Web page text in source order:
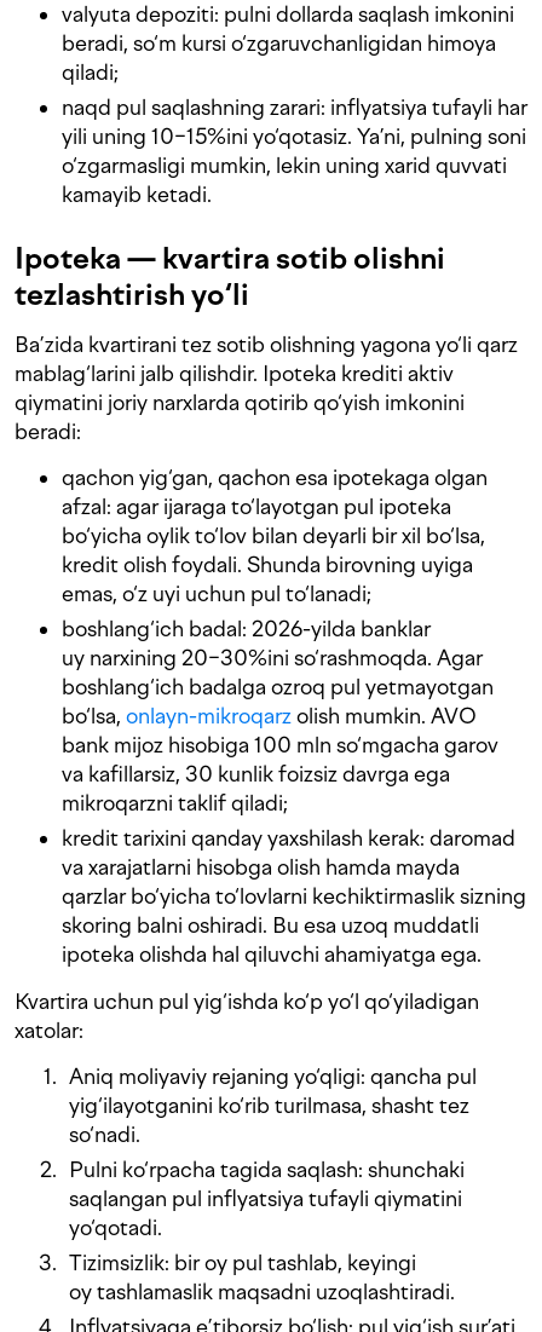
valyuta depoziti: pulni dollarda saqlash imkonini
beradi, so‘m kursi o‘zgaruvchanligidan himoya
qiladi;
naqd pul saqlashning zarari: inflyatsiya tufayli har
yili uning 10−15%ini yo‘qotasiz. Ya’ni, pulning soni
o‘zgarmasligi mumkin, lekin uning xarid quvvati
kamayib ketadi.
Ipoteka — kvartira sotib olishni
tezlashtirish yo‘li
Ba’zida kvartirani tez sotib olishning yagona yo‘li qarz
mablag‘larini jalb qilishdir. Ipoteka krediti aktiv
qiymatini joriy narxlarda qotirib qo‘yish imkonini
beradi:
qachon yig‘gan, qachon esa ipotekaga olgan
afzal: agar ijaraga to‘layotgan pul ipoteka
bo‘yicha oylik to‘lov bilan deyarli bir xil bo‘lsa,
kredit olish foydali. Shunda birovning uyiga
emas, o‘z uyi uchun pul to‘lanadi;
boshlang‘ich badal: 2026-yilda banklar
uy narxining 20−30%ini so‘rashmoqda. Agar
boshlang‘ich badalga ozroq pul yetmayotgan
bo‘lsa, onlayn-mikroqarzolish mumkin. AVO
bank mijoz hisobiga 100 mln so‘mgacha garov
va kafillarsiz, 30 kunlik foizsiz davrga ega
mikroqarzni taklif qiladi;
kredit tarixini qanday yaxshilash kerak: daromad
va xarajatlarni hisobga olish hamda mayda
qarzlar bo‘yicha to‘lovlarni kechiktirmaslik sizning
skoring balni oshiradi. Bu esa uzoq muddatli
ipoteka olishda hal qiluvchi ahamiyatga ega.
Kvartira uchun pul yig‘ishda ko‘p yo‘l qo‘yiladigan
xatolar:
Aniq moliyaviy rejaning yo‘qligi: qancha pul
yig‘ilayotganini ko‘rib turilmasa, shasht tez
so‘nadi.
Pulni ko‘rpacha tagida saqlash: shunchaki
saqlangan pul inflyatsiya tufayli qiymatini
yo‘qotadi.
Tizimsizlik: bir oy pul tashlab, keyingi
oy tashlamaslik maqsadni uzoqlashtiradi.